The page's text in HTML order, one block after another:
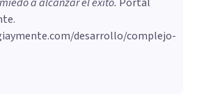
desarrollo/complejo-